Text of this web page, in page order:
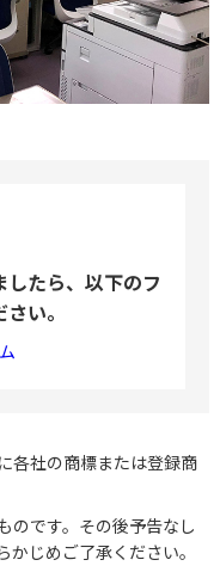
たら、以下のフ
い。
各社の商標または登録商
のです。その後予告なし
じめご了承ください。